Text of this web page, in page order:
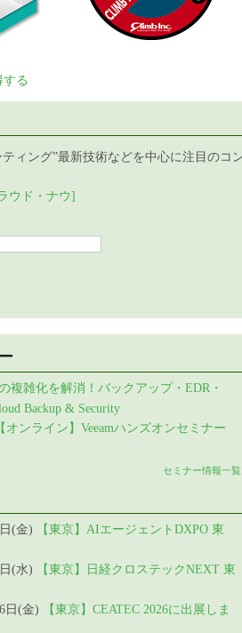
する
ィング”最新技術などを中心に注目のコ
ウド・ナウ]
複雑化を解消！バックアップ・EDR・
Backup & Security
【オンライン】Veeamハンズオンセミナー
セミナー情報一覧
(金)
【東京】AIエージェントDXPO 東
(水)
【東京】日経クロステックNEXT 東
日(金)
【東京】CEATEC 2026に出展しま